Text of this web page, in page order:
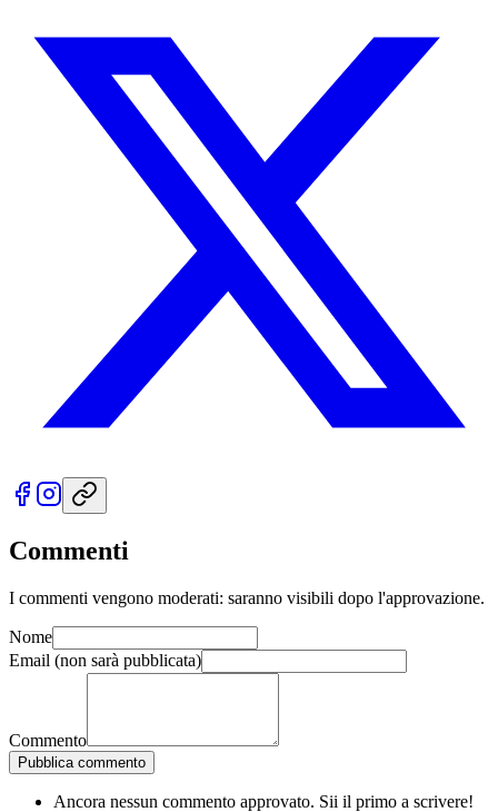
Commenti
I commenti vengono moderati: saranno visibili dopo l'approvazione.
Nome
Email (non sarà pubblicata)
Commento
Pubblica commento
Ancora nessun commento approvato. Sii il primo a scrivere!